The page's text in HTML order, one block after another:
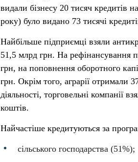
видали бізнесу 20 тисяч кредитів
року) було видано 73 тисячі
Найбільше підприємці взяли
51,5 млрд грн. На рефінансування
грн, на поповнення оборотного
грн. Окрім того, аграрії отримали
діяльності, торговельні компанії
коштів.
Найчастіше кредитуються за
сільського господарства (51%);